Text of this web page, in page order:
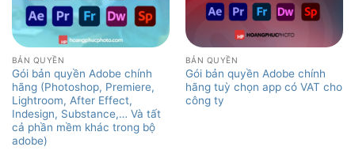
BẢN QUYỀN
Gói bản quyền Adobe chính
hãng (Photoshop, Premiere,
Lightroom, After Effect,
Indesign, Substance,… Và tất
cả phần mềm khác trong bộ
adobe)
BẢN QUYỀN
Gói bản quyền Adobe chính
hãng tuỳ chọn app có VAT cho
công ty